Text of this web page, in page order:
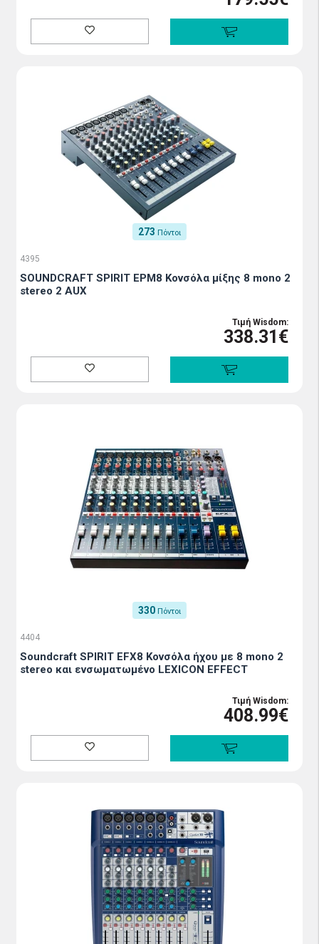
273 Πόντοι
4395
SOUNDCRAFT SPIRIT EPM8 Κoνσόλα μίξης 8 mono 2
stereo 2 AUX
Τιμή Wisdom:
338.31€
330 Πόντοι
4404
Soundcraft SPIRIT EFX8 Κoνσόλα ήχου με 8 mono 2
stereo και ενσωματωμένο LEXICON EFFECT
Τιμή Wisdom:
408.99€